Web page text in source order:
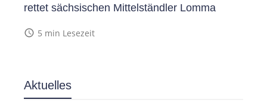
rettet sächsischen Mittelständler Lomma
access_time 5 min Lesezeit
Aktuelles